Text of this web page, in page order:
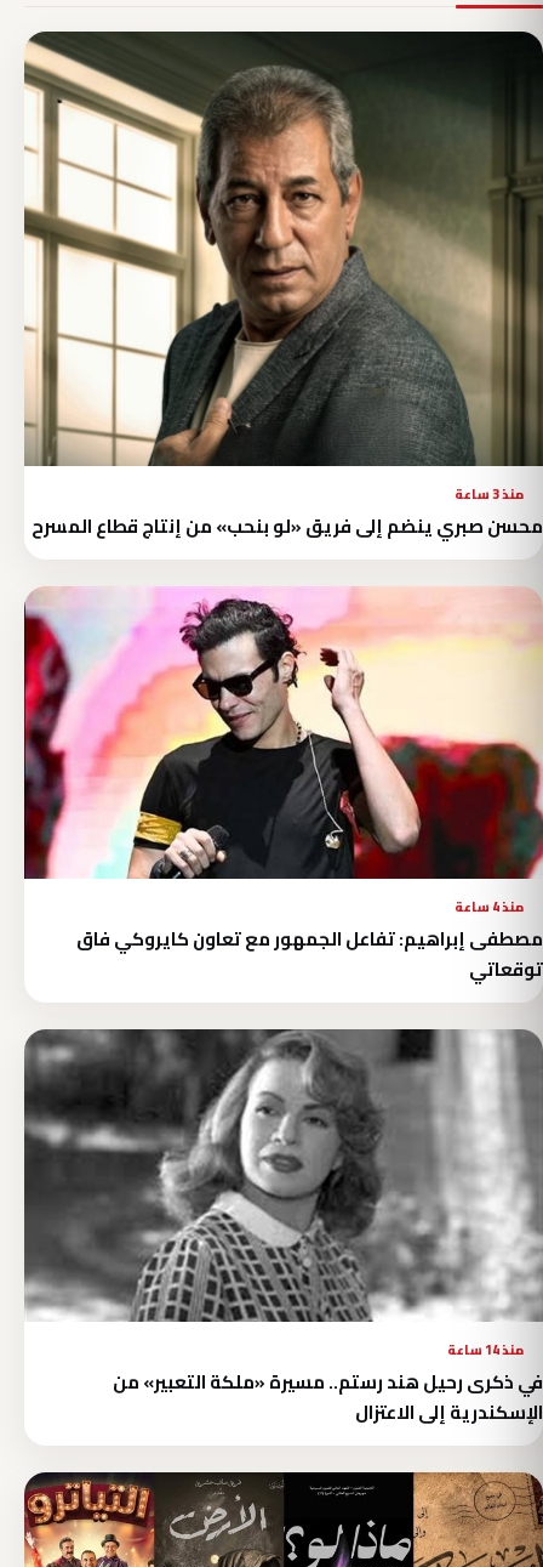
منذ 3 ساعة
محسن صبري ينضم إلى فريق «لو بنحب» من إنتاج قطاع المسرح
منذ 4 ساعة
مصطفى إبراهيم: تفاعل الجمهور مع تعاون كايروكي فاق
توقعاتي
منذ 14 ساعة
في ذكرى رحيل هند رستم.. مسيرة «ملكة التعبير» من
الإسكندرية إلى الاعتزال